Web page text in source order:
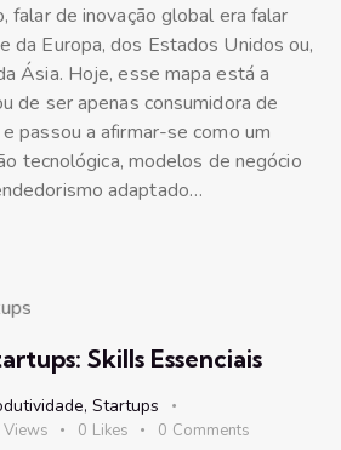
falar de inovação global era falar
da Europa, dos Estados Unidos ou,
Ásia. Hoje, esse mapa está a
de ser apenas consumidora de
passou a afirmar-se como um
tecnológica, modelos de negócio
adaptado…
Skills Essenciais
, Startups
Views 0 Likes 0 Comments